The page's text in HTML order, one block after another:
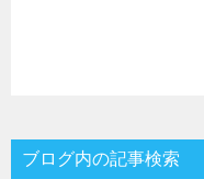
ブログ内の記事検索